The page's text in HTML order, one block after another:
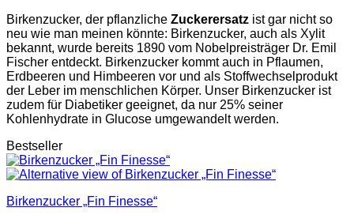
Birkenzucker, der pflanzliche Zuckerersatz ist gar nicht so
neu wie man meinen könnte: Birkenzucker, auch als Xylit
bekannt, wurde bereits 1890 vom Nobelpreisträger Dr. Emil
Fischer entdeckt. Birkenzucker kommt auch in Pflaumen,
Erdbeeren und Himbeeren vor und als Stoffwechselprodukt
der Leber im menschlichen Körper. Unser Birkenzucker ist
zudem für Diabetiker geeignet, da nur 25% seiner
Kohlenhydrate in Glucose umgewandelt werden.
Bestseller
Birkenzucker „Fin Finesse“